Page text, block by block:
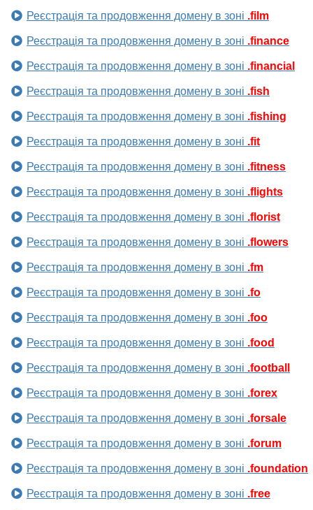
Реєстрація та продовження домену в зоні .film
Реєстрація та продовження домену в зоні .finance
Реєстрація та продовження домену в зоні .financial
Реєстрація та продовження домену в зоні .fish
Реєстрація та продовження домену в зоні .fishing
Реєстрація та продовження домену в зоні .fit
Реєстрація та продовження домену в зоні .fitness
Реєстрація та продовження домену в зоні .flights
Реєстрація та продовження домену в зоні .florist
Реєстрація та продовження домену в зоні .flowers
Реєстрація та продовження домену в зоні .fm
Реєстрація та продовження домену в зоні .fo
Реєстрація та продовження домену в зоні .foo
Реєстрація та продовження домену в зоні .food
Реєстрація та продовження домену в зоні .football
Реєстрація та продовження домену в зоні .forex
Реєстрація та продовження домену в зоні .forsale
Реєстрація та продовження домену в зоні .forum
Реєстрація та продовження домену в зоні .foundation
Реєстрація та продовження домену в зоні .free